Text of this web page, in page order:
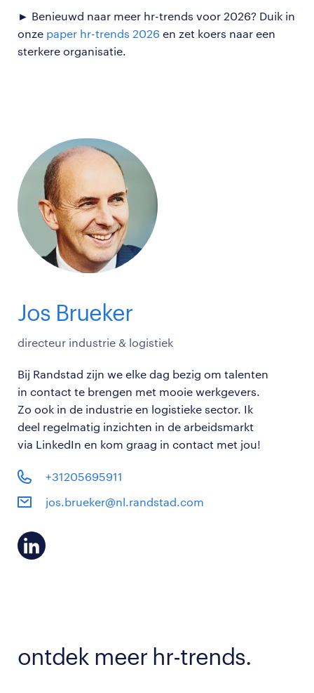
► Benieuwd naar meer hr-trends voor 2026? Duik in
onze paper hr-trends 2026 en zet koers naar een
sterkere organisatie.
Jos Brueker
directeur industrie & logistiek
Bij Randstad zijn we elke dag bezig om talenten
in contact te brengen met mooie werkgevers.
Zo ook in de industrie en logistieke sector. Ik
deel regelmatig inzichten in de arbeidsmarkt
via LinkedIn en kom graag in contact met jou!
+31205695911
jos.brueker@nl.randstad.com
ontdek meer hr-trends.